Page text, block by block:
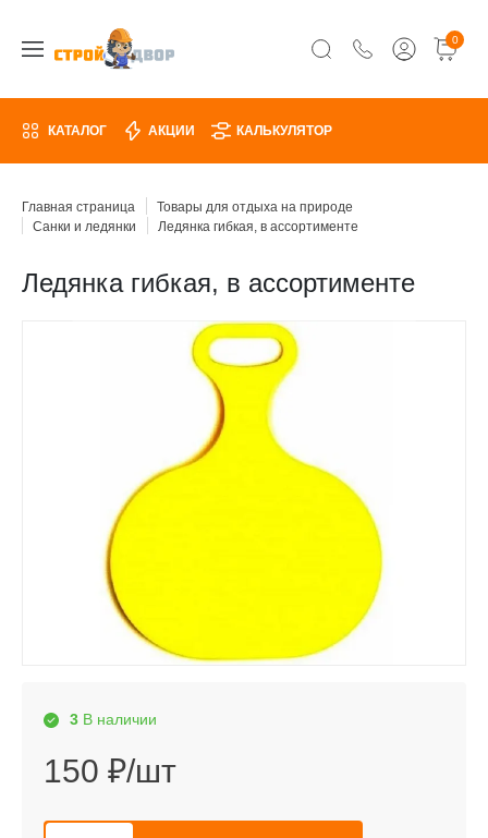
0
КАТАЛОГ АКЦИИ КАЛЬКУЛЯТОР
Главная страница
Товары для отдыха на природе
Санки и ледянки
Ледянка гибкая, в ассортименте
Ледянка гибкая, в ассортименте
3 В наличии
150 ₽/шт